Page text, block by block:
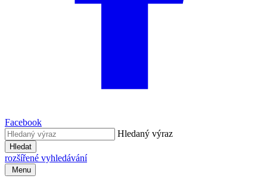
Facebook
Hledaný výraz
Hledat
rozšířené vyhledávání
Menu